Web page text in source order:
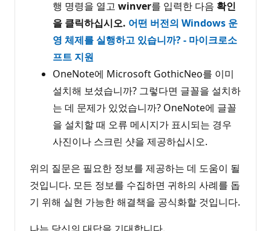
행 명령을 열고 winver를 입력한 다음 확인
을 클릭하십시오. 어떤 버전의 Windows 운
영 체제를 실행하고 있습니까? - 마이크로소
프트 지원
OneNote에 Microsoft GothicNeo를 이미
설치해 보셨습니까? 그렇다면 글꼴을 설치하
는 데 문제가 있었습니까? OneNote에 글꼴
을 설치할 때 오류 메시지가 표시되는 경우
사진이나 스크린 샷을 제공하십시오.
위의 질문은 필요한 정보를 제공하는 데 도움이 될
것입니다. 모든 정보를 수집하면 귀하의 사례를 돕
기 위해 실현 가능한 해결책을 공식화할 것입니다.
나는 당신의 대답을 기대합니다.